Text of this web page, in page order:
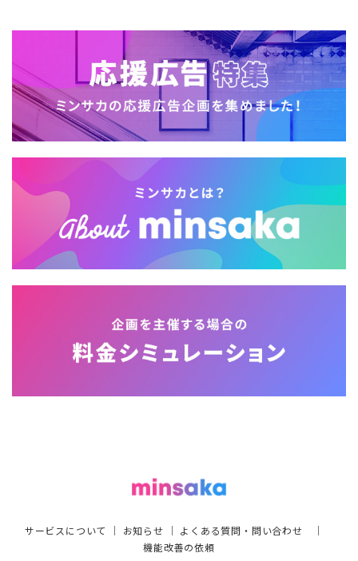
サービスについて ｜ お知らせ ｜ よくある質問・問い合わせ ｜
機能改善の依頼